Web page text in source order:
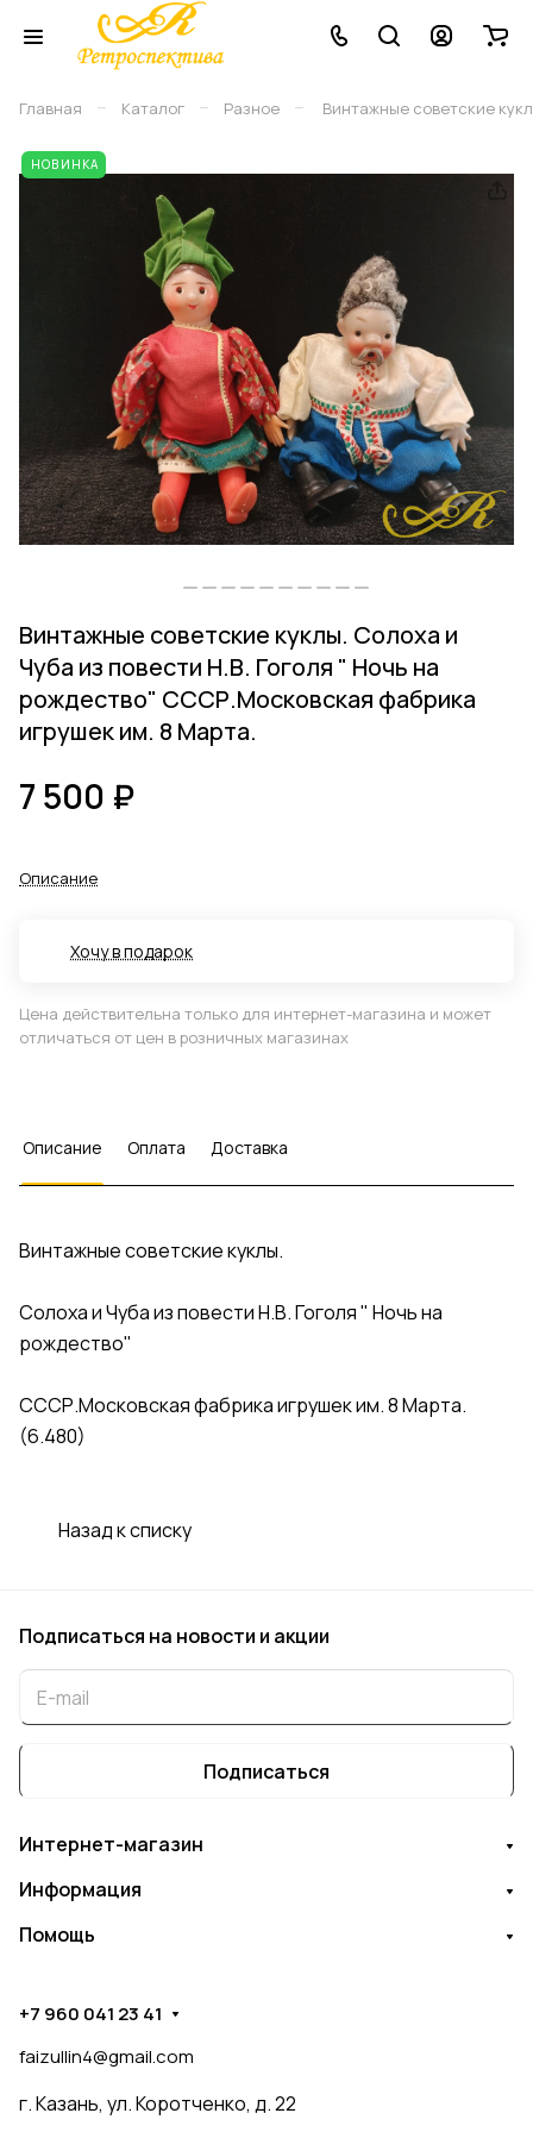
Главная – Каталог – Разное – Винтажные советские
НОВИНКА
Винтажные советские куклы. Солоха и
Чуба из повести Н.В. Гоголя " Ночь на
рождество" СССР.Московская фабрика
игрушек им. 8 Марта.
7 500 ₽
Описание
Хочу в подарок
Цена действительна только для интернет-магазина и может
отличаться от цен в розничных магазинах
Описание Оплата Доставка
Винтажные советские куклы.
Солоха и Чуба из повести Н.В. Гоголя " Ночь на
рождество"
СССР.Московская фабрика игрушек им. 8 Марта.
(6.480)
Назад к списку
Подписаться на новости и акции
Подписаться
Интернет-магазин
Информация
Помощь
+7 960 041 23 41
faizullin4@gmail.com
г. Казань, ул. Коротченко, д. 22